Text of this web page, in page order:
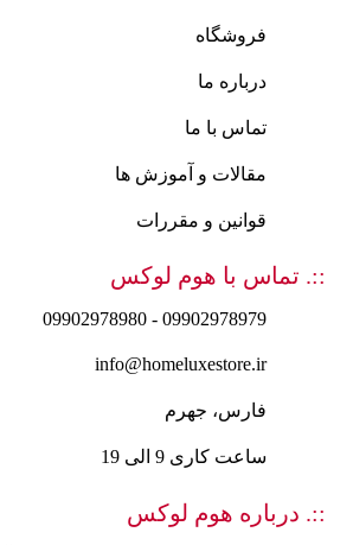
فروشگاه
درباره ما
تماس با ما
مقالات و آموزش ها
قوانین و مقررات
::. تماس با هوم لوکس
09902978979 - 09902978980
info@homeluxestore.ir
فارس، جهرم
ساعت کاری 9 الی 19
::. درباره هوم لوکس